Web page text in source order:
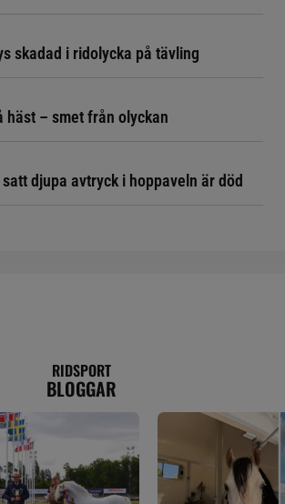
skadad i ridolycka på tävling
häst – smet från olyckan
djupa avtryck i hoppaveln är död
RIDSPORT
BLOGGAR